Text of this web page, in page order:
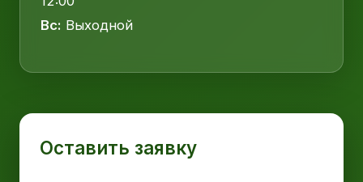
Вс: Выходной
Оставить заявку